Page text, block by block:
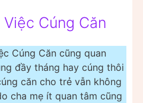
Cúng Căn
Cúng Căn cũng quan
đầy tháng hay cúng thôi
căn cho trẻ vẫn không
cha mẹ ít quan tâm cũng